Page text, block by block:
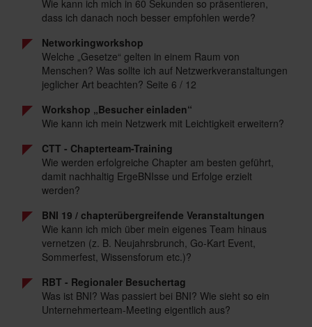
Wie kann ich mich in 60 Sekunden so präsentieren,
dass ich danach noch besser empfohlen werde?
Networkingworkshop
Welche „Gesetze“ gelten in einem Raum von
Menschen? Was sollte ich auf Netzwerkveranstaltungen
jeglicher Art beachten? Seite 6 / 12
Workshop „Besucher einladen“
Wie kann ich mein Netzwerk mit Leichtigkeit erweitern?
CTT - Chapterteam-Training
Wie werden erfolgreiche Chapter am besten geführt,
damit nachhaltig ErgeBNIsse und Erfolge erzielt
werden?
BNI 19 / chapterübergreifende Veranstaltungen
Wie kann ich mich über mein eigenes Team hinaus
vernetzen (z. B. Neujahrsbrunch, Go-Kart Event,
Sommerfest, Wissensforum etc.)?
RBT - Regionaler Besuchertag
Was ist BNI? Was passiert bei BNI? Wie sieht so ein
Unternehmerteam-Meeting eigentlich aus?